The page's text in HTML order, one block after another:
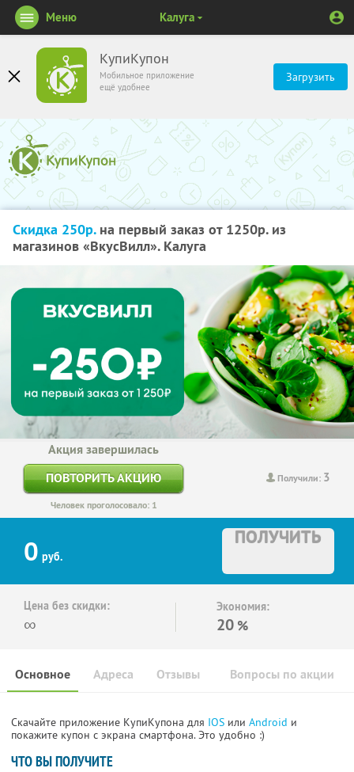
КупиКупон
Мобильное приложение
ещё удобнее
Загрузить
Меню Калуга
Скидка 250р.на первый заказ от 1250р. из
магазинов «ВкусВилл». Калуга
Получили: 3
Акция завершилась
ПОВТОРИТЬ АКЦИЮ
Человек проголосовало: 1
0 руб.
ПОЛУЧИТЬ
Цена без скидки:
∞
Экономия:
20 %
Основное Отзывы Вопросы по акции
Адреса
Скачайте приложение КупиКупона для IOS или Android и
покажите купон с экрана смартфона. Это удобно :)
ЧТО ВЫ ПОЛУЧИТЕ